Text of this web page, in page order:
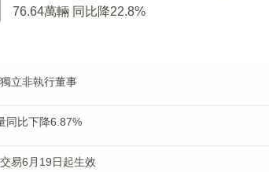
76.64萬輛 同比降22.8%
立非執行董事
同比下降6.87%
易6月19日起生效